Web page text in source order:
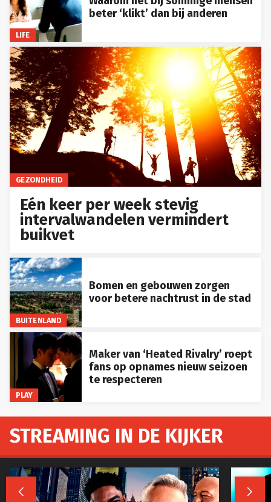
LIFE
beter ‘klikt’ dan bij anderen
GEZONDHEID
Eén keer per week stevig
intervalwandelen vermindert
buikvet
BUITENLAND
Bomen en gebouwen zorgen
voor betere nachtrust in de stad
PLAY
Maker van ‘Heated Rivalry’ roept
fans op opnames nieuw seizoen
te respecteren
STREAMING IN DE KIJKER
 